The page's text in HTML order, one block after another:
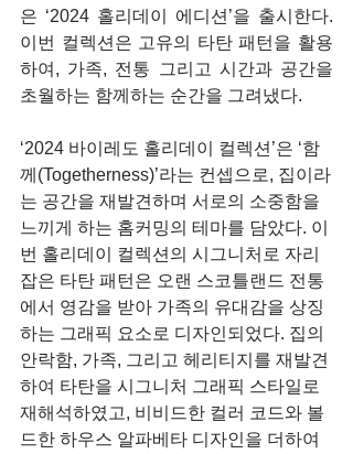
은 ‘2024 홀리데이 에디션’을 출시한다.
이번 컬렉션은 고유의 타탄 패턴을 활용
하여, 가족, 전통 그리고 시간과 공간을
초월하는 함께하는 순간을 그려냈다.
‘2024 바이레도 홀리데이 컬렉션’은 ‘함
께(Togetherness)’라는 컨셉으로, 집이라
는 공간을 재발견하며 서로의 소중함을
느끼게 하는 홈커밍의 테마를 담았다. 이
번 홀리데이 컬렉션의 시그니처로 자리
잡은 타탄 패턴은 오랜 스코틀랜드 전통
에서 영감을 받아 가족의 유대감을 상징
하는 그래픽 요소로 디자인되었다. 집의
안락함, 가족, 그리고 헤리티지를 재발견
하여 타탄을 시그니처 그래픽 스타일로
재해석하였고, 비비드한 컬러 코드와 볼
드한 하우스 알파베타 디자인을 더하여